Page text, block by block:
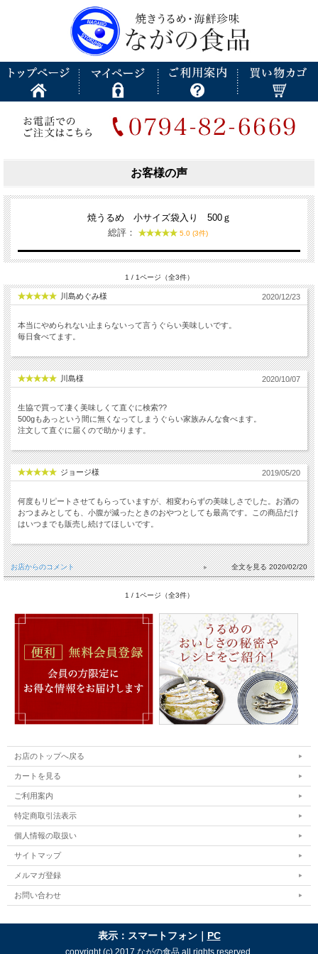
お客様の声
焼うるめ 小サイズ袋入り 500ｇ
総評：
5.0 (3件)
1 / 1ページ（全3件）
川島めぐみ様 2020/12/23
本当にやめられない止まらないって言うぐらい美味しいです。
毎日食べてます。
川島様 2020/10/07
生協で買って凄く美味しくて直ぐに検索??
500gもあっという間に無くなってしまうぐらい家族みんな食べます。
注文して直ぐに届くので助かります。
ジョージ様 2019/05/20
何度もリピートさせてもらっていますが、相変わらずの美味しさでした。お酒の
おつまみとしても、小腹が減ったときのおやつとしても最高です。この商品だけ
はいつまでも販売し続けてほしいです。
お店からのコメント 2020/02/20
1 / 1ページ（全3件）
お店のトップへ戻る
カートを見る
ご利用案内
特定商取引法表示
個人情報の取扱い
サイトマップ
メルマガ登録
お問い合わせ
表示：スマートフォン｜ PC
copyright (c) 2017 ながの食品 all rights reserved.